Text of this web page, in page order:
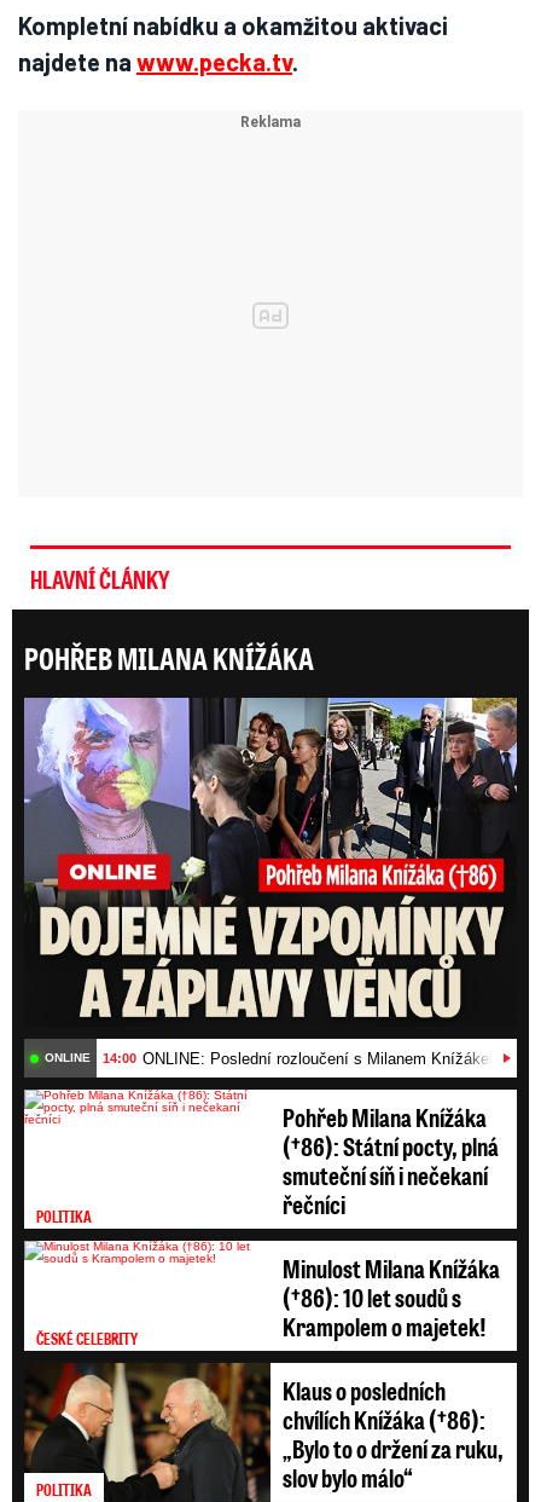
Kompletní nabídku a okamžitou aktivaci
najdete na www.pecka.tv.
HLAVNÍ ČLÁNKY
POHŘEB MILANA KNÍŽÁKA
ONLINE 14:00 ONLINE: Poslední rozloučení s Milanem Knížákem
POLITIKA
Pohřeb Milana Knížáka
(†86): Státní pocty, plná
smuteční síň i nečekaní
řečníci
ČESKÉ CELEBRITY
Minulost Milana Knížáka
(†86): 10 let soudů s
Krampolem o majetek!
POLITIKA
Klaus o posledních
chvílích Knížáka (†86):
„Bylo to o držení za ruku,
slov bylo málo“